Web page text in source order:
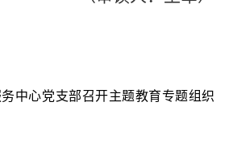
中心党支部召开主题教育专题组织